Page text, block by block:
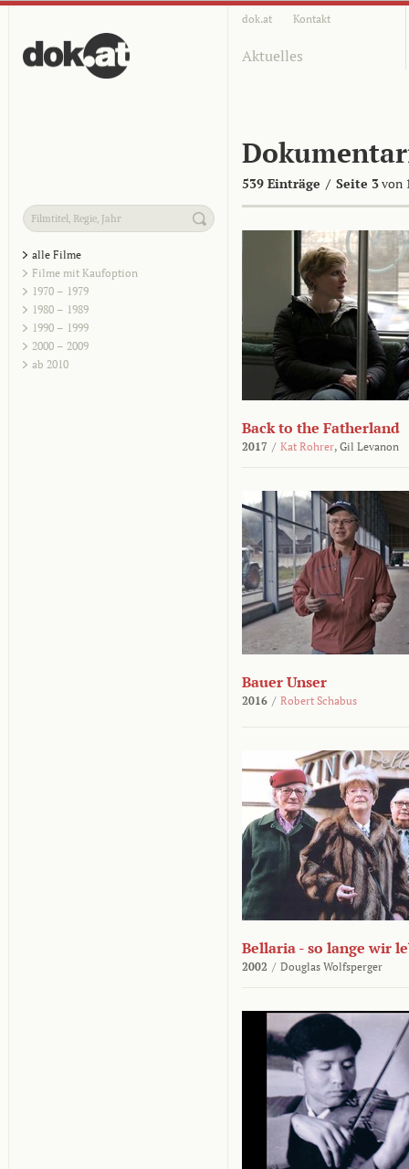
dok.at Kontakt
Aktuelles
539 Einträge / Seite 3von
alle Filme
Filme mit Kaufoption
1970 – 1979
1980 – 1989
1990 – 1999
2000 – 2009
ab 2010
Back to the Fatherland
2017 / Kat Rohrer, Gil Levanon
Bauer Unser
2016 / Robert Schabus
Bellaria - so lange wir
2002 / Douglas Wolfsperger